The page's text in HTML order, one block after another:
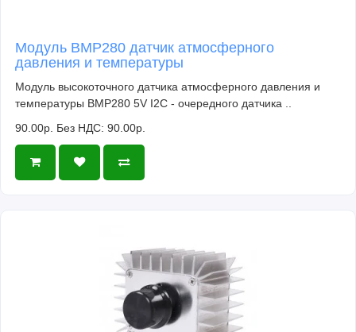
Модуль BMP280 датчик атмосферного
давления и температуры
Модуль высокоточного датчика атмосферного давления и
температуры BMP280 5V I2C - очередного датчика ..
90.00р. Без НДС: 90.00р.